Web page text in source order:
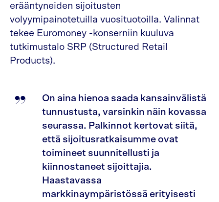
erääntyneiden sijoitusten
volyymipainotetuilla vuosituotoilla. Valinnat
tekee Euromoney -konserniin kuuluva
tutkimustalo SRP (Structured Retail
Products).
On aina hienoa saada kansainvälistä
tunnustusta, varsinkin näin kovassa
seurassa. Palkinnot kertovat siitä,
että sijoitusratkaisumme ovat
toimineet suunnitellusti ja
kiinnostaneet sijoittajia.
Haastavassa
markkinaympäristössä erityisesti